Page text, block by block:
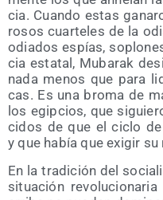
cia. Cuan­do estas
ro­sos cuar­te­les de la
odia­dos espías,
cia esta­tal, Muba­rak
nada menos que para
cas. Es una bro­ma de
los egip­cios, que
ci­dos de que el ciclo
y que había que exi­gir
En la tra­di­ción del
situa­ción